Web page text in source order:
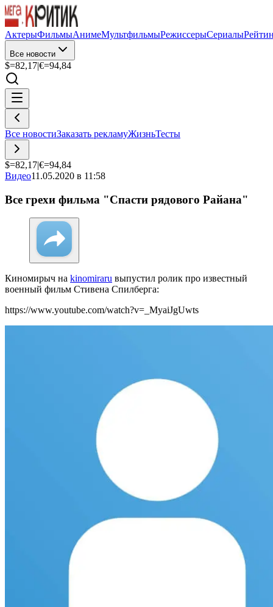
АктерыФильмыАнимеМультфильмыРежиссерыСериалы
Все новости
$=82,17|€=94,84
Все новостиЗаказать рекламуЖизньТесты
$=82,17|€=94,84
Видео11.05.2020 в 11:58
Все грехи фильма "Спасти рядового Райана"
Киномирыч на kinomiraru выпустил ролик про известный
военный фильм Стивена Спилберга:
https://www.youtube.com/watch?v=_MyaiJgUwts